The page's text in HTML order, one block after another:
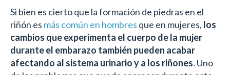
Si bien es cierto que la formación de piedras en el
riñón es más común en hombres que en mujeres, los
cambios que experimenta el cuerpo de la mujer
durante el embarazo también pueden acabar
afectando al sistema urinario y a los riñones. Uno